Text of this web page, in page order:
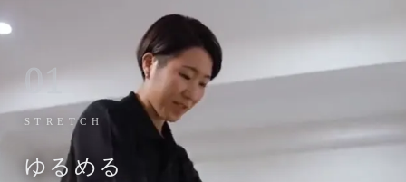
01
STRETCH
ゆるめる